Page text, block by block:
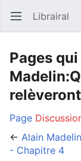
Ouvrir le menu principal Librairal
Pages
Page
← Alain
- Chapitre 4